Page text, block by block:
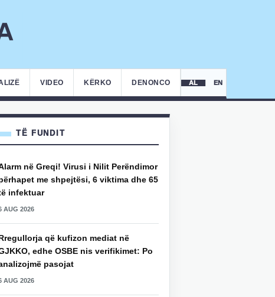
VIDEO KËRKO DENONCO AL EN
TË FUNDIT
në Greqi! Virusi i Nilit Perëndimor
me shpejtësi, 6 viktima dhe 65
infektuar
AUG 2026
që kufizon mediat në
edhe OSBE nis verifikimet: Po
pasojat
AUG 2026